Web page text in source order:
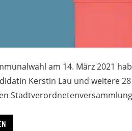
am 14. März 2021
Kerstin Lau und weitere